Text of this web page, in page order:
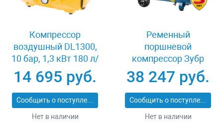
Компрессор
воздушный DL1300,
10 бар, 1,3 кВт 180 л/
мин 5 л, с набором
аксессуаров Denzel
58011
14 695 руб.
Сообщить о поступлении
Нет в наличии
Ременный
поршневой
компрессор Зубр
ЭКСПЕРТ ЗКПМ-360-
50-Р-2.2
38 247 руб.
Сообщить о поступлении
Нет в наличии